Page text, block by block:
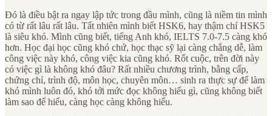
Đó là điều bật ra ngay lập tức trong đầu mình, cũng là niềm tin mình
có từ rất lâu rất lâu. Tất nhiên mình biết HSK6, hay thậm chí HSK5
là siêu khó. Mình cũng biết, tiếng Anh khó, IELTS 7.0-7.5 càng khó
hơn. Học đại học cũng khó chứ, học thạc sỹ lại càng chẳng dễ, làm
công việc này khó, công việc kia cũng khó. Rốt cuộc, trên đời này
có việc gì là không khó đâu? Rất nhiều chương trình, bằng cấp,
chứng chỉ, trình độ, môn học, chuyên môn… sinh ra thực sự để làm
khó mình luôn đó, khó tới mức đọc không hiểu gì, cũng không biết
làm sao để hiểu, càng học càng không hiểu.